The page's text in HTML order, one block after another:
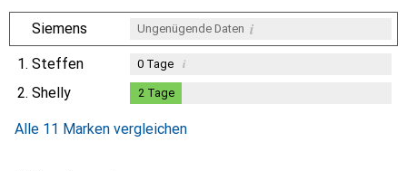
Siemens Ungenügende Daten i
1. Steffen 0Tage i
2. Shelly 2 Tage
Alle 11 Marken vergleichen